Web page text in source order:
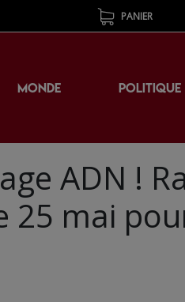
PANIER
MONDE POLITIQUE
ADN !
25 mai